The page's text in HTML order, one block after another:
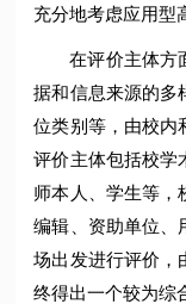
充分地考虑应用型
在评价主体方
据和信息来源的多
位类别等，由校内
评价主体包括校学
师本人、学生等，
编辑、资助单位、
场出发进行评价，
终得出一个较为综